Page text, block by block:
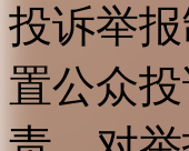
投诉举
置公众